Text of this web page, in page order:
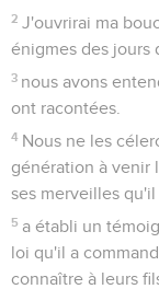
2 J'ouvrirai ma
énigmes des jours
3 nous avons
ont racontées.
4 Nous ne les
génération à venir
ses merveilles qu'il
5 a établi un
loi qu'il a
connaître à leurs